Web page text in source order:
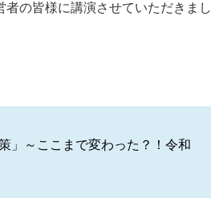
の皆様に講演させていただきまし
」～ここまで変わった？！令和